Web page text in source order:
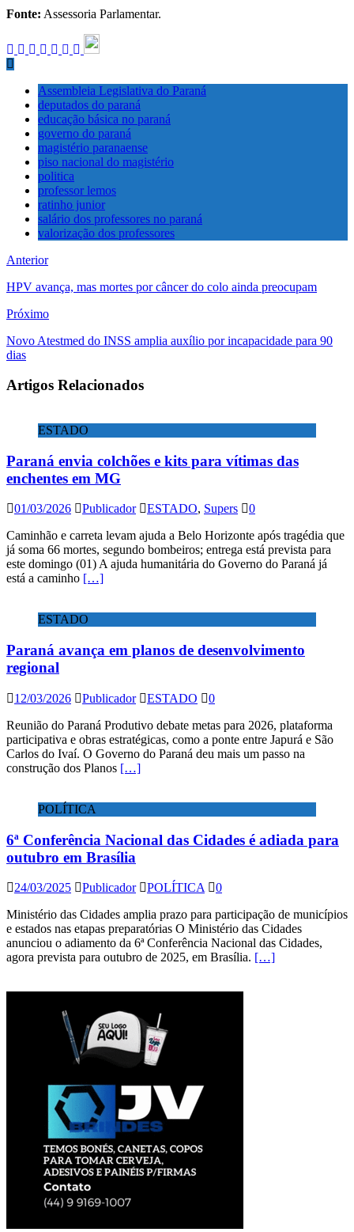
Fonte: Assessoria Parlamentar.
Assembleia Legislativa do Paraná
deputados do paraná
educação básica no paraná
governo do paraná
magistério paranaense
piso nacional do magistério
politica
professor lemos
ratinho junior
salário dos professores no paraná
valorização dos professores
Anterior
HPV avança, mas mortes por câncer do colo ainda preocupam
Próximo
Novo Atestmed do INSS amplia auxílio por incapacidade para 90
dias
Artigos Relacionados
ESTADO
Paraná envia colchões e kits para vítimas das
enchentes em MG
01/03/2026 Publicador ESTADO, Supers
0
Caminhão e carreta levam ajuda a Belo Horizonte após tragédia que
já soma 66 mortes, segundo bombeiros; entrega está prevista para
este domingo (01) A ajuda humanitária do Governo do Paraná já
está a caminho […]
ESTADO
Paraná avança em planos de desenvolvimento
regional
12/03/2026 Publicador ESTADO
0
Reunião do Paraná Produtivo debate metas para 2026, plataforma
participativa e obras estratégicas, como a ponte entre Japurá e São
Carlos do Ivaí. O Governo do Paraná deu mais um passo na
construção dos Planos […]
POLÍTICA
6ª Conferência Nacional das Cidades é adiada para
outubro em Brasília
24/03/2025 Publicador POLÍTICA
0
Ministério das Cidades amplia prazo para participação de municípios
e estados nas etapas preparatórias O Ministério das Cidades
anunciou o adiamento da 6ª Conferência Nacional das Cidades,
agora prevista para outubro de 2025, em Brasília. […]